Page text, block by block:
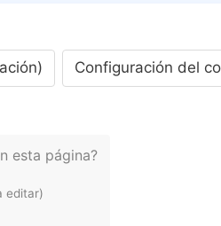
Configuración del